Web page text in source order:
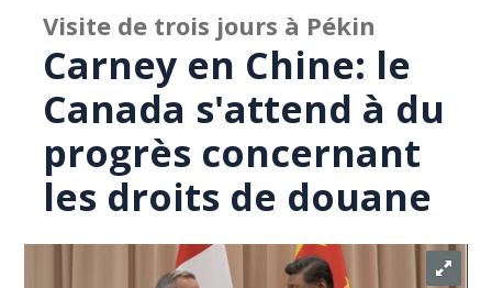
Visite de trois jours à Pékin
Carney en Chine: le
Canada s'attend à du
progrès concernant
les droits de douane